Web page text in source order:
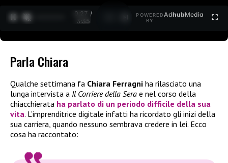
0:27 /
3:35
POWERED
BY
AdhubMedia
Parla Chiara
Qualche settimana fa Chiara Ferragni ha rilasciato una
lunga intervista a Il Corriere della Sera e nel corso della
chiacchierata ha parlato di un periodo difficile della sua
vita. L’imprenditrice digitale infatti ha ricordato gli inizi della
sua carriera, quando nessuno sembrava credere in lei. Ecco
cosa ha raccontato: